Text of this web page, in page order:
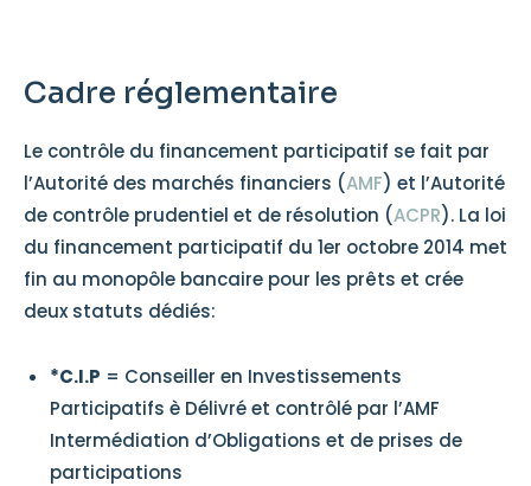
Cadre réglementaire
Le contrôle du financement participatif se fait par
l’Autorité des marchés financiers (AMF) et l’Autorité
de contrôle prudentiel et de résolution (ACPR). La loi
du financement participatif du 1er octobre 2014 met
fin au monopôle bancaire pour les prêts et crée
deux statuts dédiés:
*C.I.P = Conseiller en Investissements
Participatifs è Délivré et contrôlé par l’AMF
Intermédiation d’Obligations et de prises de
participations